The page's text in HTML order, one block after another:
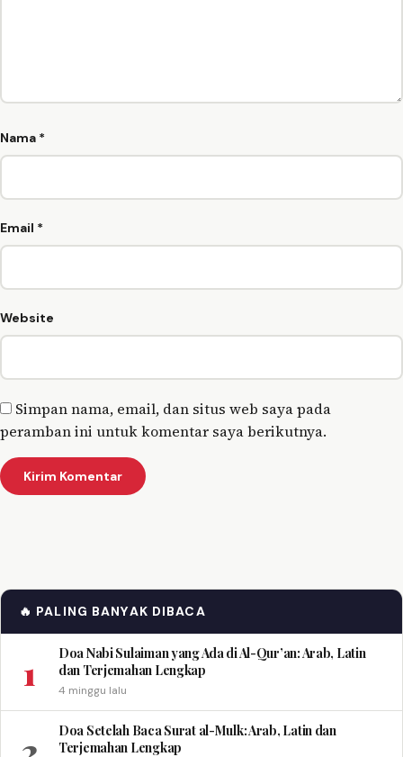
Nama *
Email *
Website
Simpan nama, email, dan situs web saya pada
peramban ini untuk komentar saya berikutnya.
🔥 PALING BANYAK DIBACA
1
Doa Nabi Sulaiman yang Ada di Al-Qur’an: Arab, Latin
dan Terjemahan Lengkap
4 minggu lalu
Doa Setelah Baca Surat al-Mulk: Arab, Latin dan
Terjemahan Lengkap